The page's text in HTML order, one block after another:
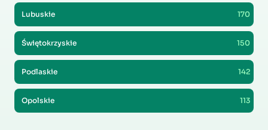
Lubuskie 170
Świętokrzyskie 150
Podlaskie 142
Opolskie 113